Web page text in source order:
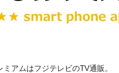
ミアムはフジテレビのTV通販。